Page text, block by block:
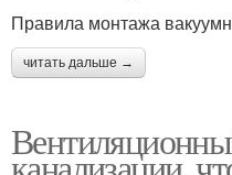
Правила монтажа
читать дальше →